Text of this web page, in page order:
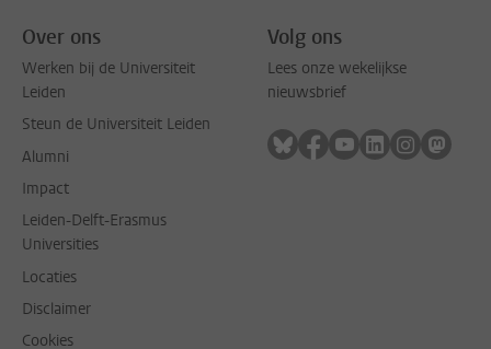
Over ons
Werken bij de Universiteit
Leiden
Steun de Universiteit Leiden
Alumni
Impact
Leiden-Delft-Erasmus
Universities
Locaties
Disclaimer
Cookies
Volg ons
Lees onze wekelijkse
nieuwsbrief
Volg ons op bluesky
Volg ons op facebook
Volg ons op
Volg ons op
Volg ons
Volg